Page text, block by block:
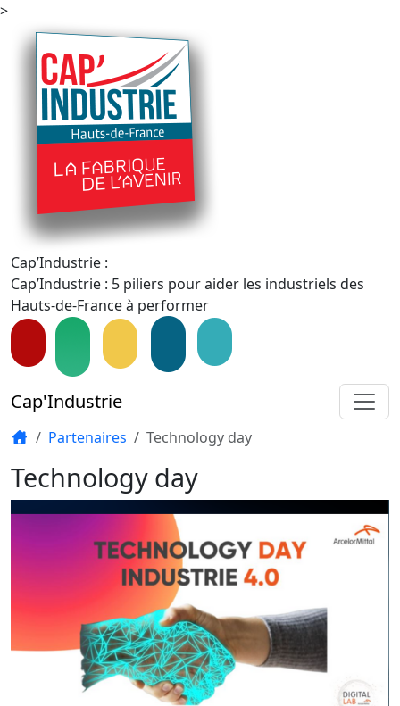
>
Cap’Industrie :
Cap’Industrie : 5 piliers pour aider les industriels des
Hauts-de-France à performer
Cap'Industrie
Partenaires Technology day
Technology day